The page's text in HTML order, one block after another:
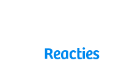
Reacties